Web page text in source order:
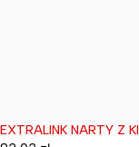
Wyprzedane
EXTRALINK NARTY Z